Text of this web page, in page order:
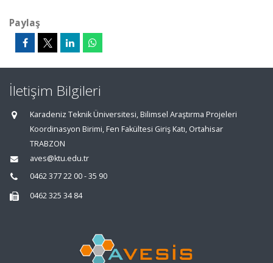
Paylaş
İletişim Bilgileri
Karadeniz Teknik Üniversitesi, Bilimsel Araştırma Projeleri
Koordinasyon Birimi, Fen Fakültesi Giriş Katı, Ortahisar
TRABZON
aves@ktu.edu.tr
0462 377 22 00 - 35 90
0462 325 34 84